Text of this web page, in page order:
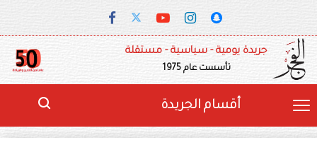
جريدة يومية - سياسية - مستقلة
تأسست عام 1975
أقسام الجريدة